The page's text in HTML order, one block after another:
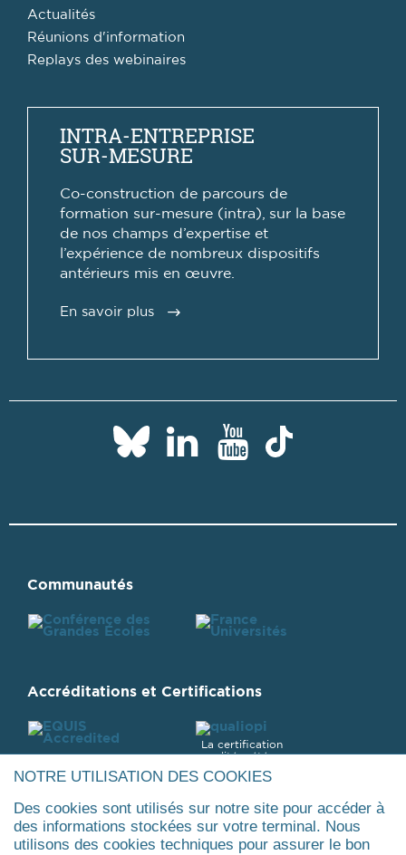
NOTRE UTILISATION DES COOKIES
Des cookies sont utilisés sur notre site pour accéder à
des informations stockées sur votre terminal. Nous
utilisons des cookies techniques pour assurer le bon
Actualités
Réunions d'information
Replays des webinaires
INTRA-ENTREPRISE
SUR-MESURE
Co-construction de parcours de
formation sur-mesure (intra), sur la base
de nos champs d’expertise et
l’expérience de nombreux dispositifs
antérieurs mis en œuvre.
En savoir plus
Paris
Dauphine
Bluesky
Paris
Dauphine
LinkedIn
Paris
Dauphine
YouTube
Paris
Tiktok
Communautés
Accréditations et Certifications
La certification
qualité a été
de la catégorie :
FORMATION